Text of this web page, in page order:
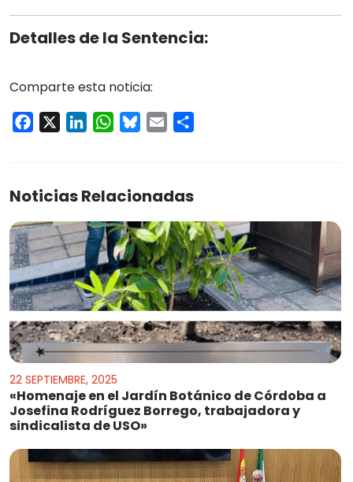
Detalles de la Sentencia:
Comparte esta noticia:
Facebook LinkedInWhatsApp
Bluesky
Email
Noticias Relacionadas
22 SEPTIEMBRE, 2025
«Homenaje en el Jardín Botánico de Córdoba a
Josefina Rodríguez Borrego, trabajadora y
sindicalista de USO»